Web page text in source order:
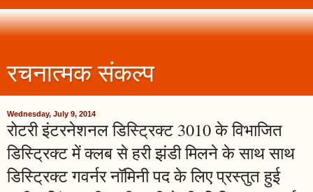
रचनात्मक संकल्प
Wednesday, July 9, 2014
रोटरी इंटरनेशनल डिस्ट्रिक्ट 3010 के विभाजित
डिस्ट्रिक्ट में क्लब से हरी झंडी मिलने के साथ साथ
डिस्ट्रिक्ट गवर्नर नॉमिनी पद के लिए प्रस्तुत हुई